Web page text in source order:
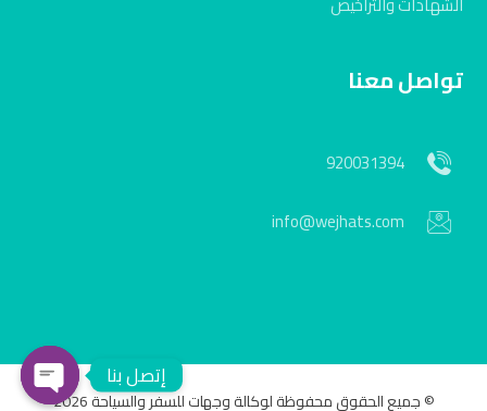
تواصل معنا
920031394
info@wejhats.com
© جميع الحقوق محفوظة لوكالة وجهات للسفر والسياحة 2026
إتصل بنا